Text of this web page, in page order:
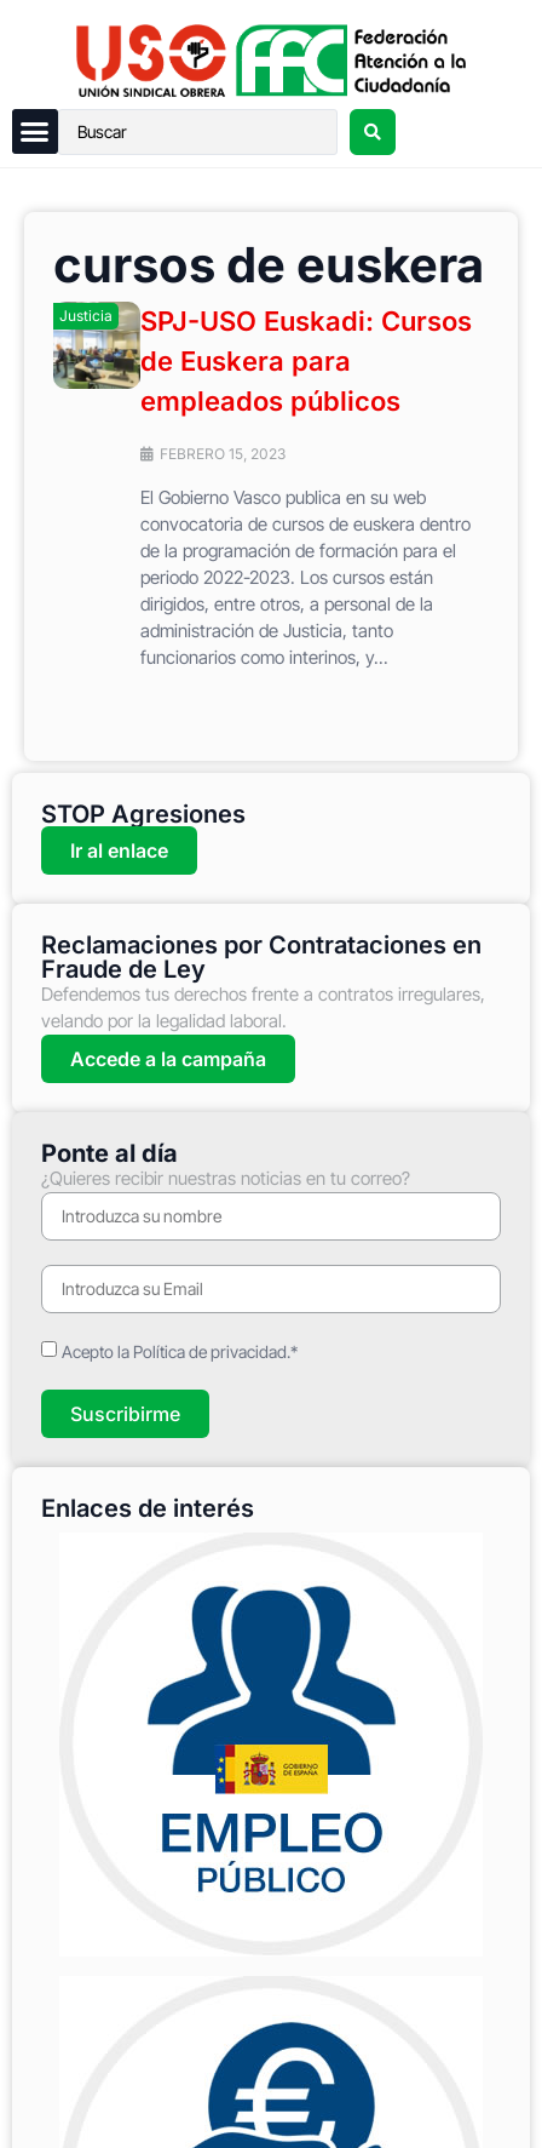
cursos de euskera
Justicia
SPJ-USO Euskadi: Cursos
de Euskera para
empleados públicos
FEBRERO 15, 2023
El Gobierno Vasco publica en su web
convocatoria de cursos de euskera dentro
de la programación de formación para el
periodo 2022-2023. Los cursos están
dirigidos, entre otros, a personal de la
administración de Justicia, tanto
funcionarios como interinos, y...
STOP Agresiones
Ir al enlace
Reclamaciones por Contrataciones en
Fraude de Ley
Defendemos tus derechos frente a contratos irregulares,
velando por la legalidad laboral.
Accede a la campaña
Ponte al día
¿Quieres recibir nuestras noticias en tu correo?
Acepto la Política de privacidad.*
Suscribirme
Enlaces de interés